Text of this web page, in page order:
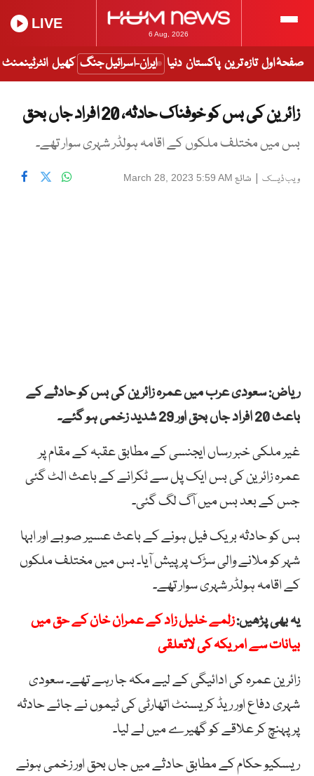
6 Aug, 2026
LIVE
صفحۂ اول تازہ ترین پاکستان دنیا ایران-اسرائیل جنگ کھیل انٹرٹینمنٹ
زائرین کی بس کو خوفناک حادثہ، 20 افراد جاں بحق
بس میں مختلف ملکوں کے اقامہ ہولڈر شہری سوار تھے۔
ویب ڈیسک | شائع March 28, 2023 5:59 AM
ریاض: سعودی عرب میں عمرہ زائرین کی بس کو حادثے کے
باعث 20 افراد جاں بحق اور 29 شدید زخمی ہو گئے۔
غیر ملکی خبر رساں ایجنسی کے مطابق عقبہ کے مقام پر
عمرہ زائرین کی بس ایک پل سے ٹکرانے کے باعث الٹ گئی
جس کے بعد بس میں آگ لگ گئی۔
بس کو حادثہ بریک فیل ہونے کے باعث عسیر صوبے اور ابہا
شہر کو ملانے والی سڑک پر پیش آیا۔ بس میں مختلف ملکوں
کے اقامہ ہولڈر شہری سوار تھے۔
یہ بھی پڑھیں:زلمے خلیل زاد کے عمران خان کے حق میں
بیانات سے امریکہ کی لاتعلقی
زائرین عمرہ کی ادائیگی کے لیے مکہ جا رہے تھے۔ سعودی
شہری دفاع اور ریڈ کریسنٹ اتھارٹی کی ٹیموں نے جائے حادثہ
پر پہنچ کر علاقے کو گھیرے میں لے لیا۔
ریسکیو حکام کے مطابق حادثے میں جاں بحق اور زخمی ہونے